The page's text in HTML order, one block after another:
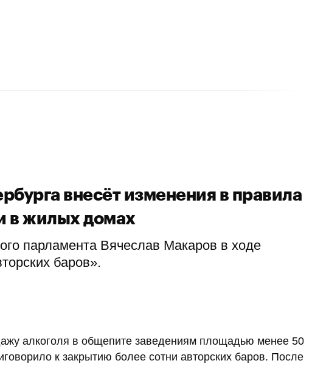
внесёт изменения в правила
в жилых домах
парламента Вячеслав Макаров в ходе
баров».
алкоголя в общепите заведениям площадью менее 50
к закрытию более сотни авторских баров. После